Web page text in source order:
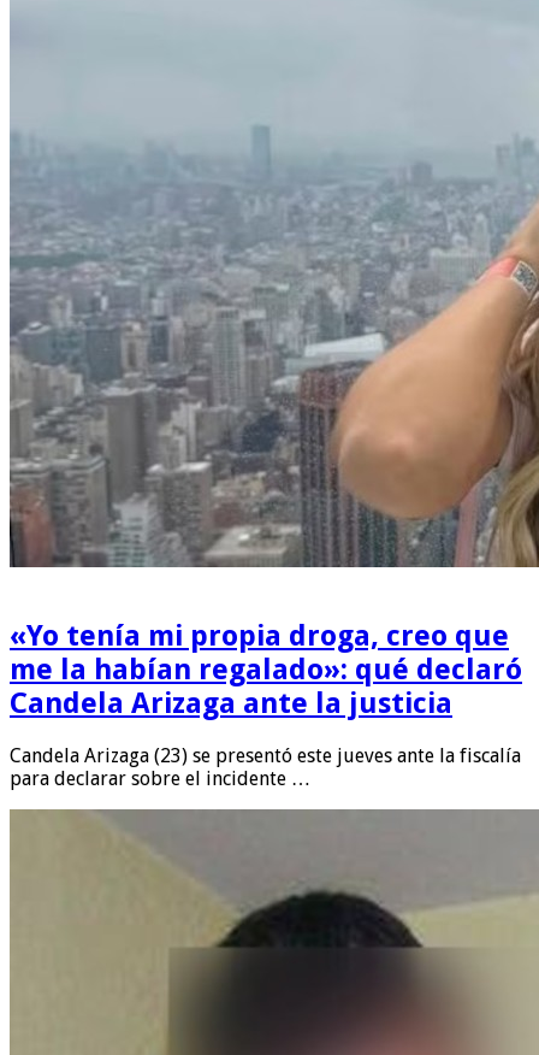
«Yo tenía mi propia droga, creo que
me la habían regalado»: qué declaró
Candela Arizaga ante la justicia
Candela Arizaga (23) se presentó este jueves ante la fiscalía
para declarar sobre el incidente …